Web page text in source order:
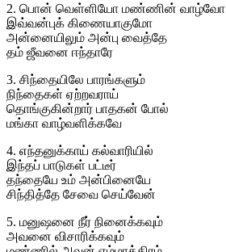
2. பொன் வெள்ளியோ மண்ணின் வாழ்வோ
இவ்வன்புக் கிணையாகுமோ
அன்னையிலும் அன்பு வைத்தே
தம் ஜீவனை ஈந்தாரே
3. சிந்தையிலே பாரங்களும்
நிந்தைகள் ஏற்றவராய்
தொங்குகின்றார் பாதகன் போல்
மங்கா வாழ்வளிக்கவே
4. எந்தனுக்காய் கல்வாரியில்
இந்தப் பாடுகள் பட்டீர்
தந்தையே உம் அன்பினையே
சிந்தித்தே சேவை செய்வேன்
5. மனுஷனை நீர் நினைக்கவும்
அவனை விசாரிக்கவும்